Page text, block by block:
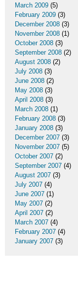
March 2009 (5)
February 2009 (3)
December 2008 (3)
November 2008 (1)
October 2008 (3)
September 2008 (2)
August 2008 (2)
July 2008 (3)
June 2008 (2)
May 2008 (3)
April 2008 (3)
March 2008 (1)
February 2008 (3)
January 2008 (3)
December 2007 (3)
November 2007 (5)
October 2007 (2)
September 2007 (4)
August 2007 (3)
July 2007 (4)
June 2007 (1)
May 2007 (2)
April 2007 (2)
March 2007 (4)
February 2007 (4)
January 2007 (3)